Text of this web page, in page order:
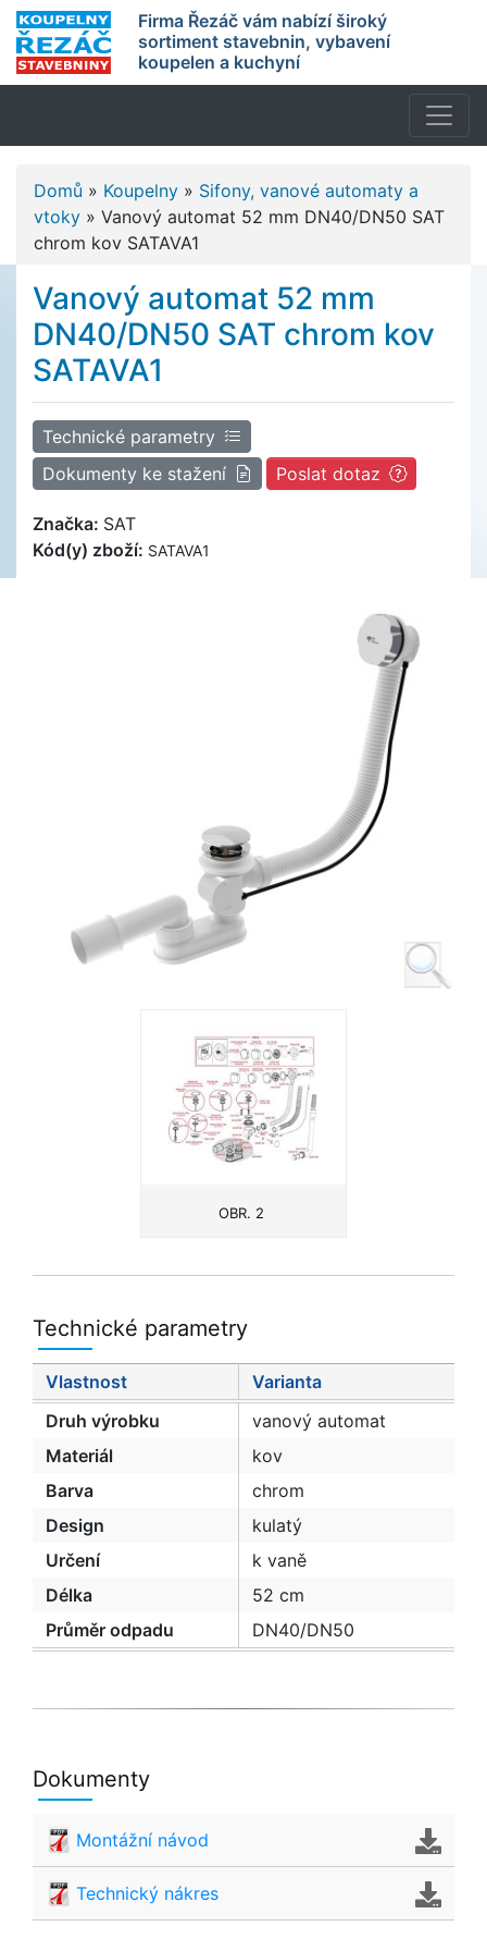
Firma Řezáč vám nabízí široký
sortiment stavebnin, vybavení
koupelen a kuchyní
Domů » Koupelny » Sifony, vanové automaty a
vtoky » Vanový automat 52 mm DN40/DN50 SAT
chrom kov SATAVA1
Vanový automat 52 mm
DN40/DN50 SAT chrom kov
SATAVA1
Technické parametry
Dokumenty ke stažení
Poslat dotaz
Značka: SAT
Kód(y) zboží: SATAVA1
OBR. 2
Technické parametry
Vlastnost
Varianta
Druh výrobku
vanový automat
Materiál
kov
Barva
chrom
Design
kulatý
Určení
k vaně
Délka
52 cm
Průměr odpadu
DN40/DN50
Dokumenty
Montážní návod
Technický nákres